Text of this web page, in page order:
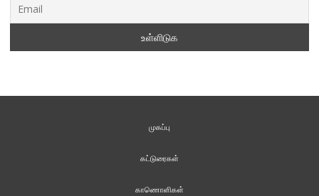
முகப்பு
கட்டுரைகள்
காணொளிகள்